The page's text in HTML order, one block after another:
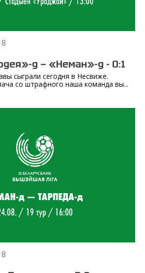
д — «Неман»-д - 0:1
сыграли сегодня в Несвиже.
со штрафного наша команда вы...